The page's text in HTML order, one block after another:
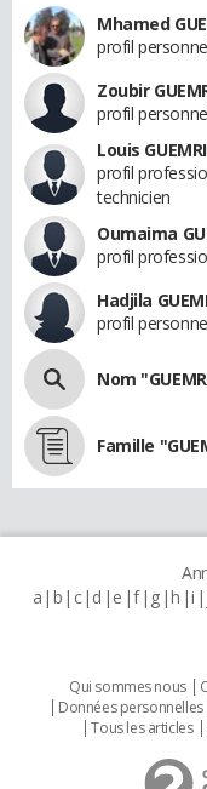
Mhamed
profil
Zoubir
profil
Louis GUEMRI
profil
technicien
Oumaima
profil
Hadjila
profil
Nom
Famille
a b c d e f g h i
Qui sommes nous
Données personnelles
Tous les articles